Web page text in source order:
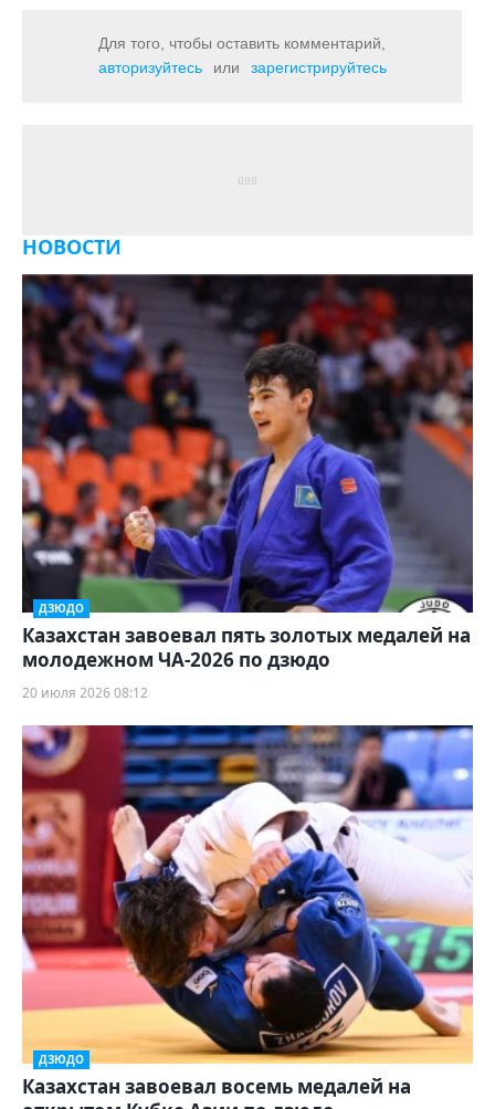
Для того, чтобы оставить комментарий,
авторизуйтесь
или зарегистрируйтесь
НОВОСТИ
ДЗЮДО
Казахстан завоевал пять золотых медалей на
молодежном ЧА-2026 по дзюдо
20 июля 2026 08:12
ДЗЮДО
Казахстан завоевал восемь медалей на